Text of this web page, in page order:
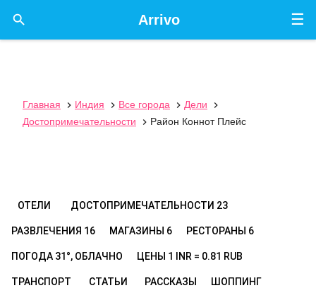
☰
Arrivo

Главная  Индия  Все города  Дели

Достопримечательности
 Район Коннот Плейс
ОТЕЛИ ДОСТОПРИМЕЧАТЕЛЬНОСТИ 23
РАЗВЛЕЧЕНИЯ 16 МАГАЗИНЫ 6 РЕСТОРАНЫ 6
ПОГОДА 31°, ОБЛАЧНО ЦЕНЫ 1 INR = 0.81 RUB
ТРАНСПОРТ СТАТЬИ РАССКАЗЫ ШОППИНГ